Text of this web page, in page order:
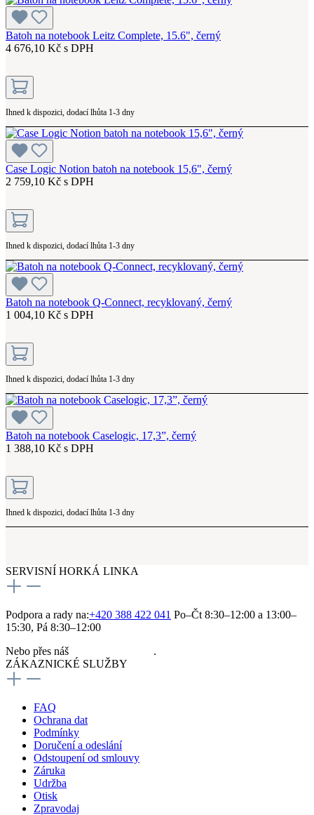
Batoh na notebook Leitz Complete, 15.6", černý
4 676,10 Kč s DPH
Ihned k dispozici, dodací lhůta 1-3 dny
Case Logic Notion batoh na notebook 15,6", černý
2 759,10 Kč s DPH
Ihned k dispozici, dodací lhůta 1-3 dny
Batoh na notebook Q-Connect, recyklovaný, černý
1 004,10 Kč s DPH
Ihned k dispozici, dodací lhůta 1-3 dny
Batoh na notebook Caselogic, 17,3”, černý
1 388,10 Kč s DPH
Ihned k dispozici, dodací lhůta 1-3 dny
SERVISNÍ HORKÁ LINKA
Podpora a rady na:+420 388 422 041 Po–Čt 8:30–12:00 a 13:00–
15:30, Pá 8:30–12:00
Nebo přes náš
.
ZÁKAZNICKÉ SLUŽBY
FAQ
Ochrana dat
Podmínky
Doručení a odeslání
Odstoupení od smlouvy
Záruka
Udržba
Otisk
Zpravodaj